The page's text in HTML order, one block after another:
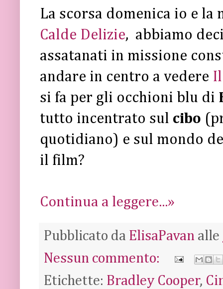
La scorsa domenica io e la
Calde Delizie, abbiamo
assatanati in missione
andare in centro a vedere
si fa per gli occhioni blu di
tutto incentrato sul cibo
quotidiano) e sul mondo
il film?
Continua a leggere...»
Pubblicato da ElisaPavan alle
Nessun commento:
Etichette: Bradley Cooper,